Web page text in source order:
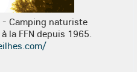
- Camping naturiste
la FFN depuis 1965.